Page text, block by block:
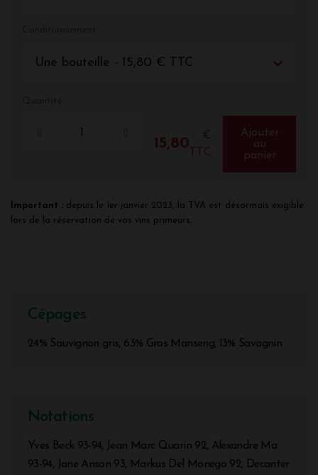
Une bouteille - 15,80 € TTC
15,80
€
TTC
Ajouter
au
panier
Important : depuis le 1er janvier 2023, la TVA est désormais exigible
lors de la réservation de vos vins primeurs.
Cépages
24% Sauvignon gris, 63% Gros Manseng, 13% Savagnin
Notations
Yves Beck 93-94, Jean Marc Quarin 92, Alexandre Ma
93-94, Jane Anson 93, Markus Del Monego 92, Decanter